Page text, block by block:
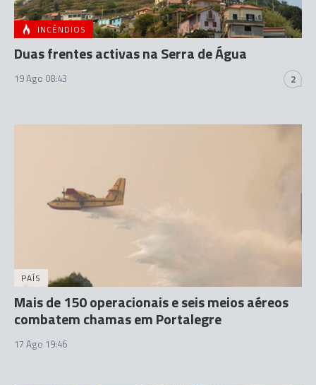
INCÊNDIOS
Duas frentes activas na Serra de Água
19 Ago 08:43 2
PAÍS
Mais de 150 operacionais e seis meios aéreos
combatem chamas em Portalegre
17 Ago 19:46